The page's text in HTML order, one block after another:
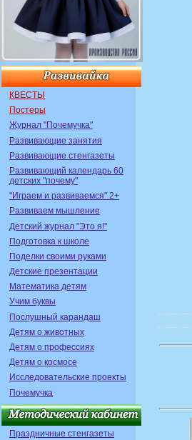
КВЕСТЫ
Постеры
Журнал "Почемучка"
Развивающие занятия
Развивающие стенгазеты
Развивающий календарь 60
детских "почему"
"Играем и развиваемся" 2+
Развиваем мышление
Детский журнал "Это я!"
Подготовка к школе
Поделки своими руками
Детские презентации
Математика детям
Учим буквы
Послушный карандаш
Детям о животных
Детям о профессиях
Детям о космосе
Исследовательские проекты
Почемучка
Праздничные стенгазеты